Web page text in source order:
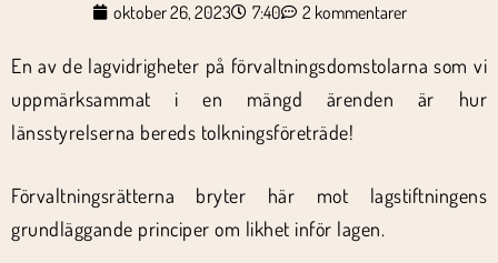
oktober 26, 2023 7:40 2 kommentarer
En av de lagvidrigheter på förvaltningsdomstolarna som vi
uppmärksammat i en mängd ärenden är hur
länsstyrelserna bereds tolkningsföreträde!
Förvaltningsrätterna bryter här mot lagstiftningens
grundläggande principer om likhet inför lagen.